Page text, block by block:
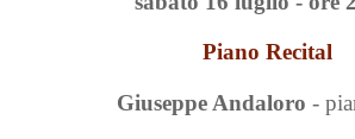
Piano Recital
Giuseppe Andaloro -